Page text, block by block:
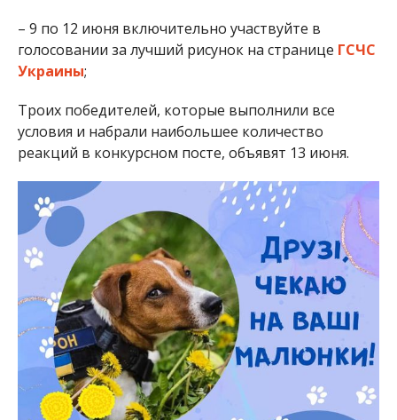
– 9 по 12 июня включительно участвуйте в
голосовании за лучший рисунок на странице ГСЧС
Украины;
Троих победителей, которые выполнили все
условия и набрали наибольшее количество
реакций в конкурсном посте, объявят 13 июня.